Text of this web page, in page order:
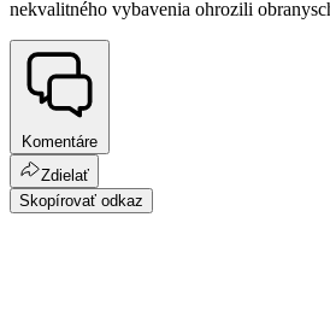
nekvalitného vybavenia ohrozili
Komentáre
Zdielať
Skopírovať odkaz